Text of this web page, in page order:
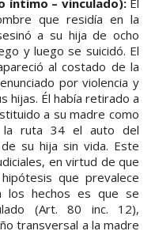
íntimo – vinculado):El
que residía en la
a su hija de ocho
y luego se suicidó. El
al costado de la
por violencia y
hijas. Él había retirado a
a su madre como
la ruta 34 el auto del
su hija sin vida. Este
en virtud de que
que prevalece
los hechos es que se
(Art. 80 inc. 12),
transversal a la madre